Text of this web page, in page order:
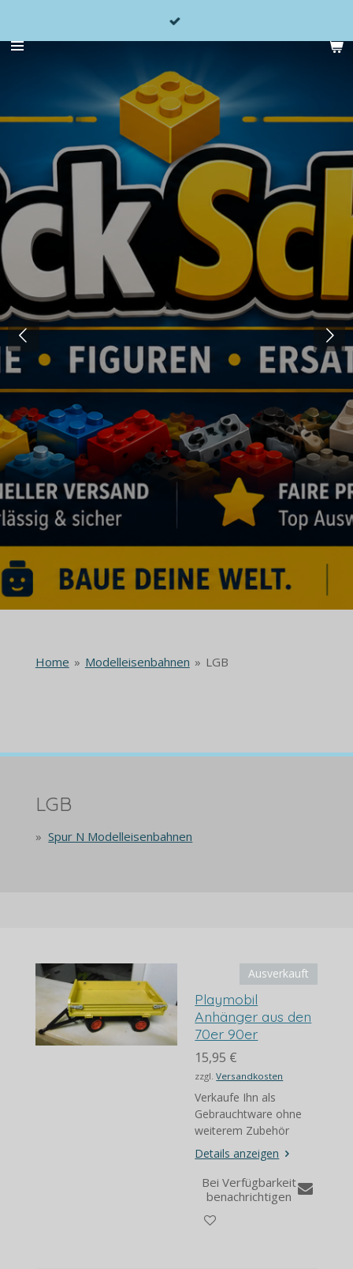
springen
Home » Modelleisenbahnen » LGB
LGB
Spur N Modelleisenbahnen
Ausverkauft
Playmobil
Anhänger aus den
70er 90er
15,95 €
zzgl.Versandkosten
Verkaufe Ihn als
Gebrauchtware ohne
weiterem Zubehör
Details anzeigen
Bei Verfügbarkeit
benachrichtigen